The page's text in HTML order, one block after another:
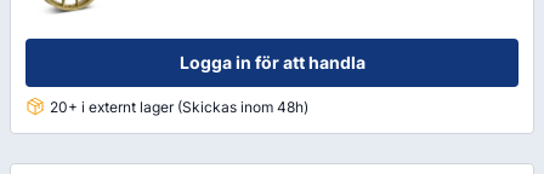
Logga in för att handla
20+ i externt lager (Skickas inom 48h)